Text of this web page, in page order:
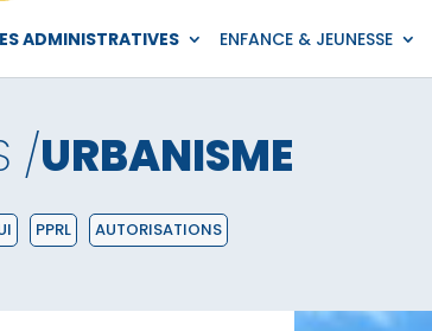
ADMINISTRATIVES ENFANCE & JEUNESSE
/URBANISME
PPRL AUTORISATIONS